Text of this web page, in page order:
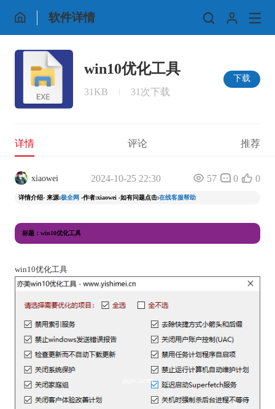
软件详情
win10优化工具
31KB 31次下载
下载
详情 评论 推荐
xiaowei 2024-10-25 22:30 57 0 0
详情介绍- 来源:极全网 -作者:xiaowei -如有问题点击:在线客服帮助
标题：win10优化工具
win10优化工具